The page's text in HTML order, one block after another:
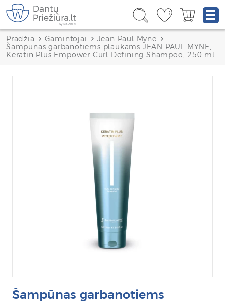
Pradžia Gamintojai
Jean Paul Myne
Šampūnas garbanotiems plaukams JEAN PAUL MYNE,
Keratin Plus Empower Curl Defining Shampoo, 250 ml
Šampūnas garbanotiems